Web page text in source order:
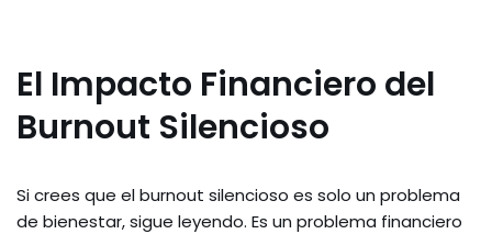
El Impacto Financiero del
Burnout Silencioso
Si crees que el burnout silencioso es solo un problema
de bienestar, sigue leyendo. Es un problema financiero